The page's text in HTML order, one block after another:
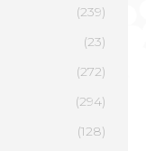
(239)
(23)
(272)
(294)
(128)